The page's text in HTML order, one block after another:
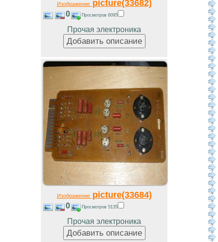
Изображениеpicture(33682)
0 Просмотров 6095
Прочая электроника
Изображениеpicture(33684)
0 Просмотров 5135
Прочая электроника